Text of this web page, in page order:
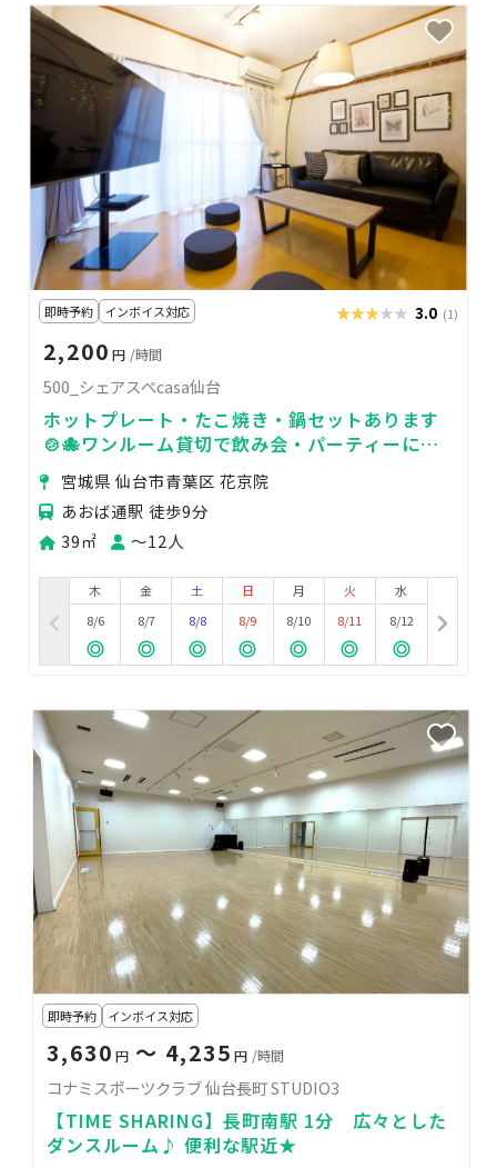
即時予約 インボイス対応 ★★★★★
★★★★★ 3.0 (1)
2,200 円 /時間
500_シェアスぺcasa仙台
ホットプレート・たこ焼き・鍋セットあります
🍲🐙ワンルーム貸切で飲み会・パーティーに最
適！宮城県 仙台市青葉区 花京院
あおば通駅 徒歩9分
39㎡
〜12人
木
8/6
金
8/7
土
8/8
日
8/9
月
8/10
火
8/11
水
8/12
即時予約 インボイス対応
3,630 円〜 4,235 円 /時間
コナミスポーツクラブ 仙台長町 STUDIO3
【TIME SHARING】長町南駅 1分 広々とした
ダンスルーム♪ 便利な駅近★